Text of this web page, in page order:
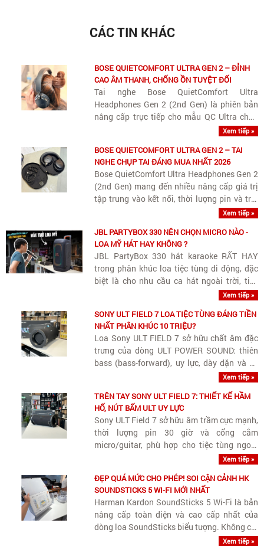
CÁC TIN KHÁC
BOSE QUIETCOMFORT ULTRA GEN 2 – ĐỈNH
CAO ÂM THANH, CHỐNG ỒN TUYỆT ĐỐI
Tai nghe Bose QuietComfort Ultra
Headphones Gen 2 (2nd Gen) là phiên bản
nâng cấp trực tiếp cho mẫu QC Ultra chụp
Xem tiếp »
BOSE QUIETCOMFORT ULTRA GEN 2 – TAI
NGHE CHỤP TAI ĐÁNG MUA NHẤT 2026
Bose QuietComfort Ultra Headphones Gen 2
(2nd Gen) mang đến nhiều nâng cấp giá trị
tập trung vào kết nối, thời lượng pin và trải
Xem tiếp »
JBL PARTYBOX 330 NÊN CHỌN MICRO NÀO -
LOA MỸ HÁT HAY KHÔNG ?
JBL PartyBox 330 hát karaoke RẤT HAY
trong phân khúc loa tiệc tùng di động, đặc
biệt là cho nhu cầu ca hát ngoài trời, tiệc
Xem tiếp »
SONY ULT FIELD 7 LOA TIỆC TÙNG ĐÁNG TIỀN
NHẤT PHÂN KHÚC 10 TRIỆU?
Loa Sony ULT FIELD 7 sở hữu chất âm đặc
trưng của dòng ULT POWER SOUND: thiên
bass (bass-forward), uy lực, dày dặn và có
âm lượng lớn. Tuy thiên trầm phục vụ các
vẫn giữ được dải trung (vocals)..
Xem tiếp »
TRÊN TAY SONY ULT FIELD 7: THIẾT KẾ HẦM
HỐ, NÚT BẤM ULT UY LỰC
Sony ULT Field 7 sở hữu âm trầm cực mạnh,
thời lượng pin 30 giờ và cổng cắm
micro/guitar, phù hợp cho tiệc tùng ngoài
Xem tiếp »
ĐẸP QUÁ MỨC CHO PHÉP! SOI CẬN CẢNH HK
SOUNDSTICKS 5 WI-FI MỚI NHẤT
Harman Kardon SoundSticks 5 Wi-Fi là bản
nâng cấp toàn diện và cao cấp nhất của
dòng loa SoundSticks biểu tượng. Không chỉ
giữ nguyên giá trị thẩm mỹ vượt thời gian,
Xem tiếp »